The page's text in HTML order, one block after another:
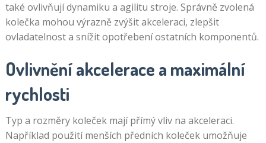
také ovlivňují dynamiku a agilitu stroje. Správně zvolená
kolečka mohou výrazně zvýšit akceleraci, zlepšit
ovladatelnost a snížit opotřebení ostatních komponentů.
Ovlivnění akcelerace a maximální
rychlosti
Typ a rozměry koleček mají přímý vliv na akceleraci.
Například použití menších předních koleček umožňuje